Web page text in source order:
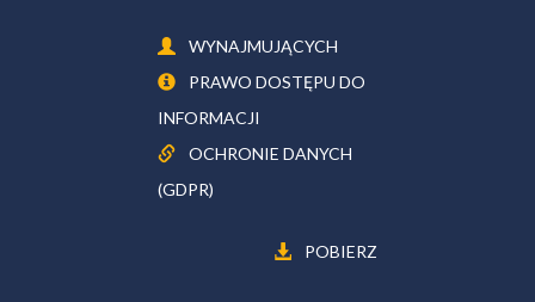
WYNAJMUJĄCYCH
PRAWO DOSTĘPU DO
INFORMACJI
OCHRONIE DANYCH
(GDPR)
POBIERZ